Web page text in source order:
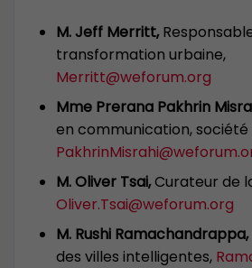
M. Jeff Merritt,
transformation urbaine,
Merritt@weforum.org
Mme Prerana Pakhrin
en communication,
M. Oliver Tsai,Curateur de
Oliver.Tsai@weforum.org
M. Rushi Ramachandrappa,
des villes intelligentes,